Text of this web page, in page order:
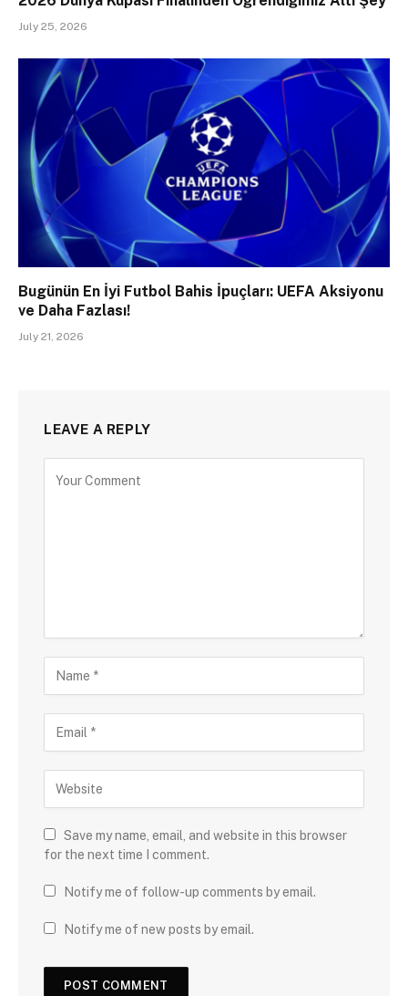
July 25, 2026
Bugünün En İyi Futbol Bahis İpuçları: UEFA Aksiyonu
ve Daha Fazlası!
July 21, 2026
LEAVE A REPLY
Save my name, email, and website in this browser
for the next time I comment.
Notify me of follow-up comments by email.
Notify me of new posts by email.